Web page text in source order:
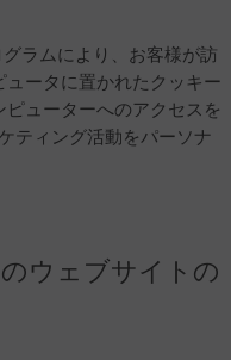
ラムにより、お客様が訪
ータに置かれたクッキー
ューターへのアクセスを
ティング活動をパーソナ
ウェブサイトの